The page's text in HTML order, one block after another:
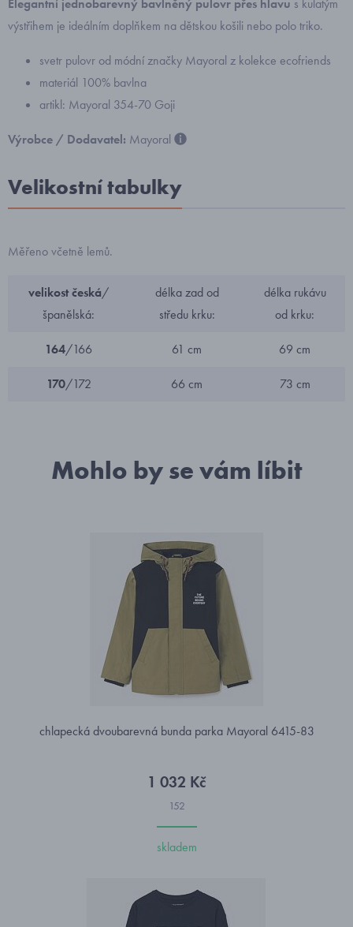
Elegantní jednobarevný bavlněný pulovr přes hlavu s kulatým
výstřihem je ideálním doplňkem na dětskou košili nebo polo triko.
svetr pulovr od módní značky Mayoral z kolekce ecofriends
materiál 100% bavlna
artikl: Mayoral 354-70 Goji
Výrobce / Dodavatel: Mayoral
Velikostní tabulky
Měřeno včetně lemů.
velikost česká/
španělská:
délka zad od
středu krku:
délka rukávu
od krku:
164/166 61 cm 69 cm
170/172 66 cm 73 cm
Mohlo by se vám líbit
chlapecká dvoubarevná bunda parka Mayoral 6415-83
1 032 Kč
152
skladem